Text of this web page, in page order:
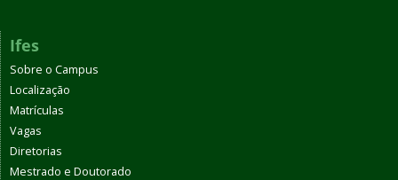
Ifes
Sobre o Campus
Localização
Matrículas
Vagas
Diretorias
Mestrado e Doutorado